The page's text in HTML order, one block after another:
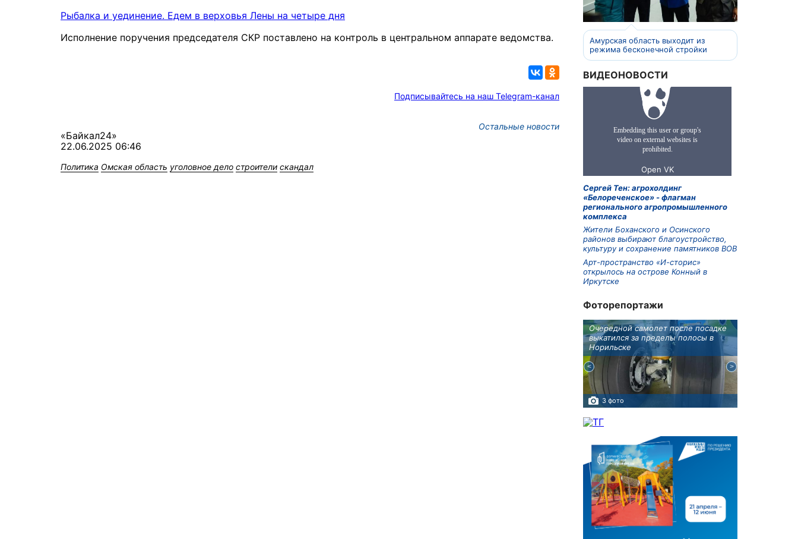
Рыбалка и уединение. Едем в верховья Лены на четыре дня
Исполнение поручения председателя СКР поставлено на контроль в центральном аппарате ведомства.
Подписывайтесь на наш Telegram-канал
Остальные новости
«Байкал24»
22.06.2025 06:46
Политика Омская область уголовное дело строители скандал
Амурская область выходит из
режима бесконечной стройки
ВИДЕОНОВОСТИ
Сергей Тен: агрохолдинг
«Белореченское» - флагман
регионального агропромышленного
комплекса
Жители Боханского и Осинского
районов выбирают благоустройство,
культуру и сохранение памятников ВОВ
Арт-пространство «И-сторис»
открылось на острове Конный в
Иркутске
Фоторепортажи
Очередной самолет после посадке
выкатился за пределы полосы в
Норильске
3 фото